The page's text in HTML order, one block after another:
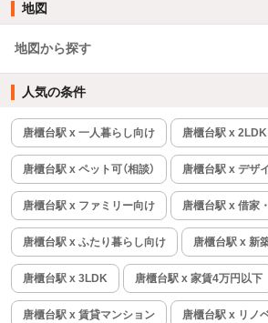
地図
地図から探す
人気の条件
唐櫃台駅 x 一人暮らし向け 唐櫃台駅 x 2LDK
唐櫃台駅 x ペット可（相談） 唐櫃台駅 x デザ
唐櫃台駅 x ファミリー向け 唐櫃台駅 x 借家
唐櫃台駅 x ふたり暮らし向け 唐櫃台駅 x 新
唐櫃台駅 x 3LDK 唐櫃台駅 x 家賃4万円以下
唐櫃台駅 x 賃貸マンション 唐櫃台駅 x リノ